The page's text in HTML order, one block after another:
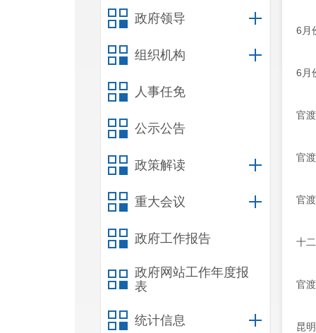
政府领导
组织机构
人事任免
公示公告
政策解读
重大会议
政府工作报告
政府网站工作年度报
表
统计信息
6月
6月
官
官
官
十
官
昆